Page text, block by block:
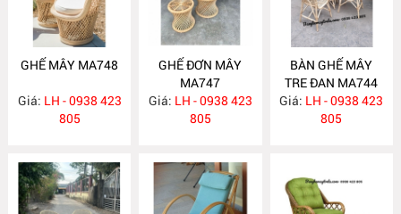
GHẾ MÂY MA748
Giá: LH - 0938 423
805
GHẾ ĐƠN MÂY
MA747
Giá: LH - 0938 423
805
BÀN GHẾ MÂY
TRE ĐAN MA744
Giá: LH - 0938 423
805